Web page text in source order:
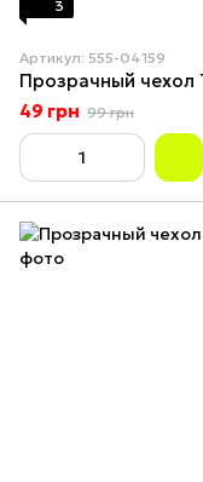
3
Артикул: 555-04159
Прозрачный чехол
49 грн 99 грн